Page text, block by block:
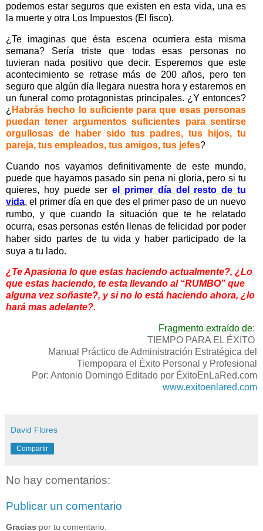
podemos estar seguros que existen en esta vida, una es
la muerte y otra Los Impuestos (El fisco).
¿Te imaginas que ésta escena ocurriera esta misma
semana? Sería triste que todas esas personas no
tuvieran nada positivo que decir. Esperemos que este
acontecimiento se retrase más de 200 años, pero ten
seguro que algún día llegara nuestra hora y estaremos en
un funeral como protagonistas principales. ¿Y entonces?
¿ Habrás hecho lo suficiente para que esas personas
puedan tener argumentos suficientes para sentirse
orgullosas de haber sido tus padres, tus hijos, tu
pareja, tus empleados, tus amigos, tus jefes?
Cuando nos vayamos definitivamente de este mundo,
puede que hayamos pasado sin pena ni gloria, pero si tu
quieres, hoy puede serel primer día del resto de tu
vida, el primer día en que des el primer paso de un nuevo
rumbo, y que cuando la situación que te he relatado
ocurra, esas personas estén llenas de felicidad por poder
haber sido partes de tu vida y haber participado de la
suya a tu lado.
¿Te Apasiona lo que estas haciendo actualmente?, ¿Lo
que estas haciendo, te esta llevando al “RUMBO” que
alguna vez soñaste?, y si no lo está haciendo ahora, ¿lo
hará mas adelante?.
Fragmento extraído de:
TIEMPO PARA EL ÉXITO
Manual Práctico de Administración Estratégica del
Tiempopara el Éxito Personal y Profesional
Por: Antonio Domingo Editado por ÉxitoEnLaRed.com
www.exitoenlared.com
David Flores
Compartir
No hay comentarios:
Publicar un comentario
Gracias por tu comentario.